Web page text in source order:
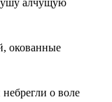
окованные
о воле